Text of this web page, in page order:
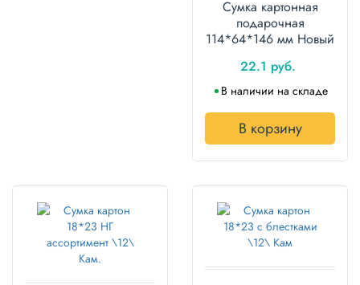
Сумка картонная
подарочная
114*64*146 мм Новый
22.1 руб.
В наличии на складе
В корзину